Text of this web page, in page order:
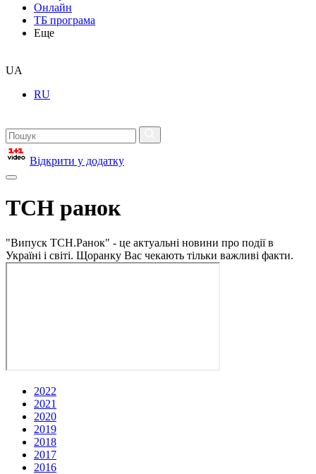
Онлайн
ТБ програма
Еще
UA
RU
Відкрити у додатку
ТСН ранок
"Випуск ТСН.Ранок" - це актуальні новини про події в
Україні і світі. Щоранку Вас чекають тільки важливі факти.
2022
2021
2020
2019
2018
2017
2016